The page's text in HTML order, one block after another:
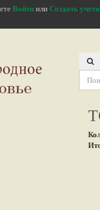
ВойтиилиСоздать